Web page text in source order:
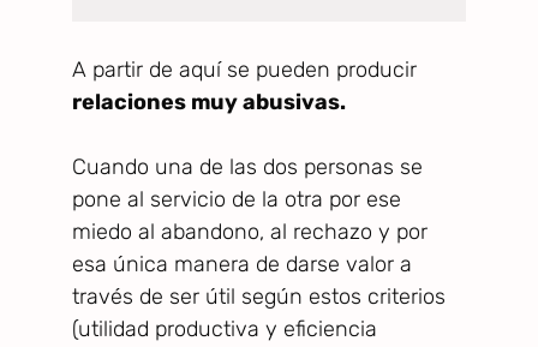
A partir de aquí se pueden producir
relaciones muy abusivas.
Cuando una de las dos personas se
pone al servicio de la otra por ese
miedo al abandono, al rechazo y por
esa única manera de darse valor a
través de ser útil según estos criterios
(utilidad productiva y eficiencia